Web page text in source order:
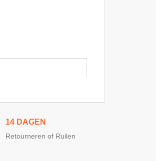
14 DAGEN
Retourneren of Ruilen